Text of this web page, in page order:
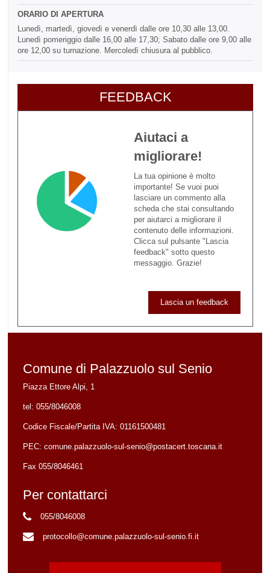
ORARIO DI APERTURA
Lunedì, martedì, giovedì e venerdì dalle ore 10,30 alle 13,00.
Lunedì pomeriggio dalle 16,00 alle 17,30; Sabato dalle ore 9,00 alle
ore 12,00 su turnazione. Mercoledì chiusura al pubblico.
FEEDBACK
Aiutaci a
migliorare!
La tua opinione è molto
importante! Se vuoi puoi
lasciare un commento alla
scheda che stai consultando
per aiutarci a migliorare il
contenuto delle informazioni.
Clicca sul pulsante "Lascia
feedback" sotto questo
messaggio. Grazie!
Lascia un feedback
Comune di Palazzuolo sul Senio
Piazza Ettore Alpi, 1
tel: 055/8046008
Codice Fiscale/Partita IVA: 01161500481
PEC: comune.palazzuolo-sul-senio@postacert.toscana.it
Fax 055/8046461
Per contattarci
055/8046008
protocollo@comune.palazzuolo-sul-senio.fi.it